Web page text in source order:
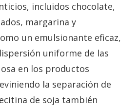
incluidos chocolate,
margarina y
un emulsionante eficaz,
uniforme de las
en los productos
la separación de
de soja también